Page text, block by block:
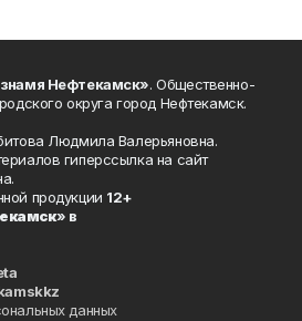
Нефтекамск». Общественно-
округа город Нефтекамск.
Людмила Валерьяновна.
гиперссылка на сайт
продукции 12+
» в
данных